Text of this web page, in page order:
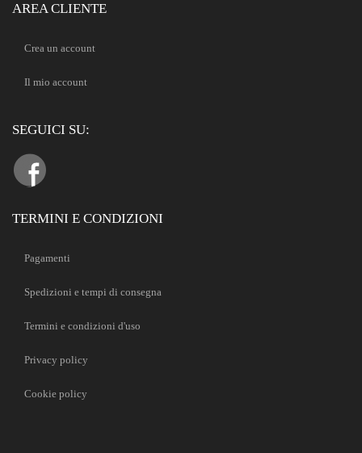
AREA CLIENTE
Crea un account
Il mio account
SEGUICI SU:
TERMINI E CONDIZIONI
Pagamenti
Spedizioni e tempi di consegna
Termini e condizioni d'uso
Privacy policy
Cookie policy